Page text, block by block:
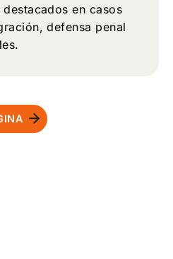
en casos
defensa penal